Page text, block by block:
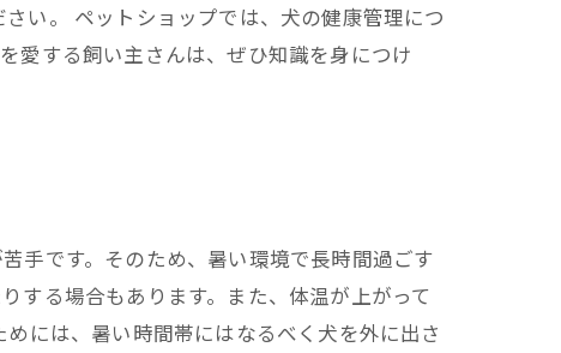
い。 ペットショップでは、犬の健康管理につ
愛する飼い主さんは、ぜひ知識を身につけ
手です。そのため、暑い環境で長時間過ごす
する場合もあります。また、体温が上がって
には、暑い時間帯にはなるべく犬を外に出さ